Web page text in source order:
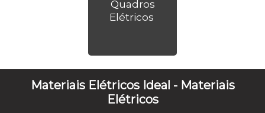
Quadros
Elétricos
Materiais Elétricos Ideal - Materiais
Elétricos